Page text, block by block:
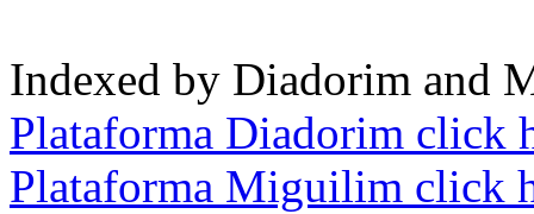
Indexed by Diadorim and
Plataforma Diadorim click
Plataforma Miguilim click